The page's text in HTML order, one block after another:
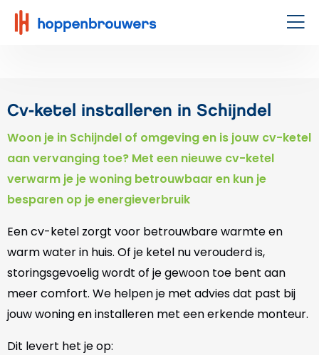
Hoppenbrouwers
|
Cv-ketel installeren in Schijndel
Woon je in Schijndel of omgeving en is jouw cv-ketel
aan vervanging toe? Met een nieuwe cv-ketel
verwarm je je woning betrouwbaar en kun je
besparen op je energieverbruik
Een cv-ketel zorgt voor betrouwbare warmte en
warm water in huis. Of je ketel nu verouderd is,
storingsgevoelig wordt of je gewoon toe bent aan
meer comfort. We helpen je met advies dat past bij
jouw woning en installeren met een erkende monteur.
Dit levert het je op: